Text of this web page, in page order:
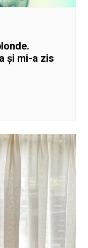
și mi-a zis